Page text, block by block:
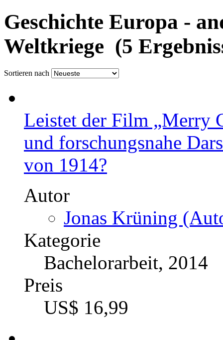
Geschichte Europa -
Weltkriege (5
Sortieren nach
Leistet der Film „Merry
und forschungsnahe
von 1914?
Autor
Jonas Krüning
Kategorie
Bachelorarbeit, 2014
Preis
US$ 16,99